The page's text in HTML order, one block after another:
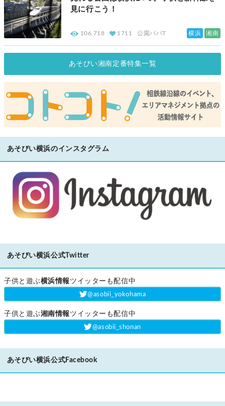
見に行こう！
106,718 1711 公園パパT 横浜 湘南
あそびい湘南定番特集一覧
あそびい横浜のインスタグラム
あそびい横浜公式Twitter
子供と遊ぶ横浜情報 ツイッターも配信中
‎@asobii_yokohama
子供と遊ぶ湘南情報 ツイッターも配信中
‎@asobii_shonan
あそびい横浜公式Facebook